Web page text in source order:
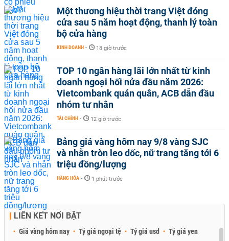
Một thương hiệu thời trang Việt đóng
cửa sau 5 năm hoạt động, thanh lý toàn
bộ cửa hàng
KINH DOANH - 18 giờ trước
TOP 10 ngân hàng lãi lớn nhất từ kinh
doanh ngoại hối nửa đầu năm 2026:
Vietcombank quán quân, ACB dẫn đầu
nhóm tư nhân
TÀI CHÍNH - 12 giờ trước
Bảng giá vàng hôm nay 9/8 vàng SJC
và nhẫn tròn leo dốc, nữ trang tăng tới 6
triệu đồng/lượng
HÀNG HÓA - 1 phút trước
LIÊN KẾT NỔI BẬT
Giá vàng hôm nay Tỷ giá ngoại tệ Tỷ giá usd
Tỷ giá yen